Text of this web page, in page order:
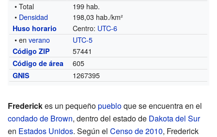
• Total
199 hab.
• Densidad 198,03 hab./km²
Huso horario Centro: UTC-6
• enverano UTC-5
Código ZIP 57441
Código de área 605
GNIS 1267395
Frederickes un pequeñopuebloque se encuentra en el
condado de Brown, dentro del estado de Dakota del Sur
en Estados Unidos. Según el Censo de 2010, Frederick